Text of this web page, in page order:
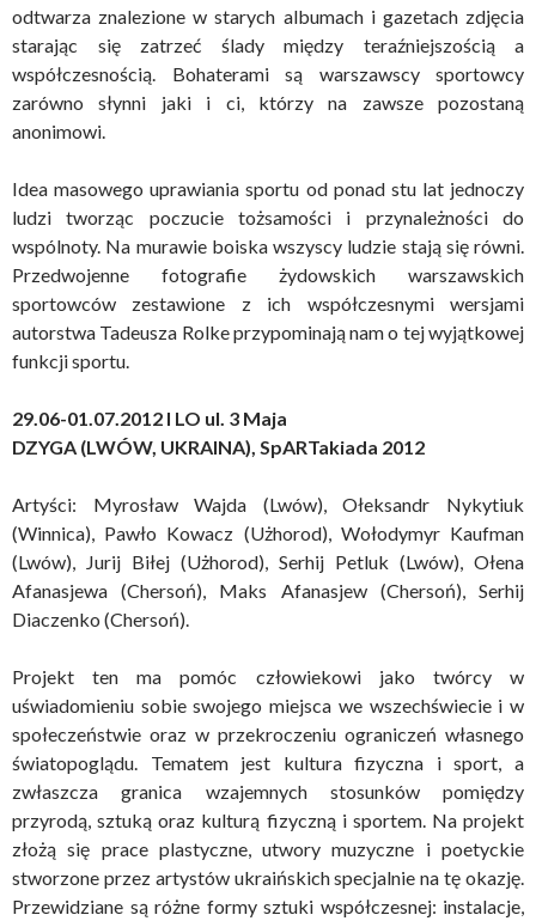
odtwarza znalezione w starych albumach i gazetach zdjęcia
starając się zatrzeć ślady między teraźniejszością a
współczesnością. Bohaterami są warszawscy sportowcy
zarówno słynni jaki i ci, którzy na zawsze pozostaną
anonimowi.
Idea masowego uprawiania sportu od ponad stu lat jednoczy
ludzi tworząc poczucie tożsamości i przynależności do
wspólnoty. Na murawie boiska wszyscy ludzie stają się równi.
Przedwojenne fotografie żydowskich warszawskich
sportowców zestawione z ich współczesnymi wersjami
autorstwa Tadeusza Rolke przypominają nam o tej wyjątkowej
funkcji sportu.
29.06-01.07.2012 I LO ul. 3 Maja
DZYGA (LWÓW, UKRAINA), SpARTakiada 2012
Artyści: Myrosław Wajda (Lwów), Ołeksandr Nykytiuk
(Winnica), Pawło Kowacz (Użhorod), Wołodymyr Kaufman
(Lwów), Jurij Biłej (Użhorod), Serhij Petluk (Lwów), Ołena
Afanasjewa (Chersoń), Maks Afanasjew (Chersoń), Serhij
Diaczenko (Chersoń).
Projekt ten ma pomóc człowiekowi jako twórcy w
uświadomieniu sobie swojego miejsca we wszechświecie i w
społeczeństwie oraz w przekroczeniu ograniczeń własnego
światopoglądu. Tematem jest kultura fizyczna i sport, a
zwłaszcza granica wzajemnych stosunków pomiędzy
przyrodą, sztuką oraz kulturą fizyczną i sportem. Na projekt
złożą się prace plastyczne, utwory muzyczne i poetyckie
stworzone przez artystów ukraińskich specjalnie na tę okazję.
Przewidziane są różne formy sztuki współczesnej: instalacje,